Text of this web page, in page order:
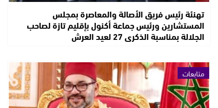
تهنئة رئيس فريق الأصالة والمعاصرة بمجلس
المستشارين ورئيس جماعة أكنول بإقليم تازة لصاحب
الجلالة بمناسبة الذكرى 27 لعيد العرش
متابعات